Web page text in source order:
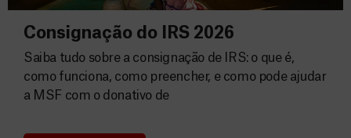
Consignação do IRS 2026
Saiba tudo sobre a consignação de IRS: o que é,
como funciona, como preencher, e como pode ajudar
a MSF com o donativo de